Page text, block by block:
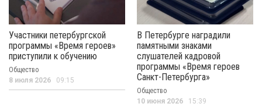
Участники петербургской
программы «Время героев»
приступили к обучению
Общество
8 июля 2026 09:15
В Петербурге наградили
памятными знаками
слушателей кадровой
программы «Время героев
Санкт-Петербурга»
Общество
10 июня 2026 15:39